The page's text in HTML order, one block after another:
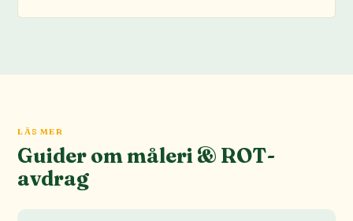
LÄS MER
Guider om måleri & ROT-
avdrag